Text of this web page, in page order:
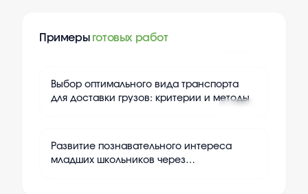
Примеры готовых работ
Выбор оптимального вида транспорта
для доставки грузов: критерии и методы
Развитие познавательного интереса
младших школьников через